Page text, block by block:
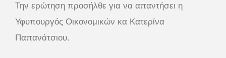
Την ερώτηση προσήλθε για να απαντήσει η
Υφυπουργός Οικονομικών κα Κατερίνα
Παπανάτσιου.